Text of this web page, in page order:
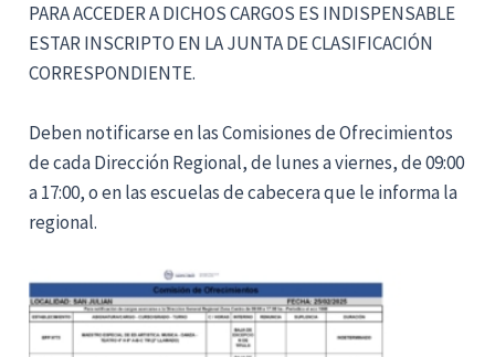
PARA ACCEDER A DICHOS CARGOS ES INDISPENSABLE
ESTAR INSCRIPTO EN LA JUNTA DE CLASIFICACIÓN
CORRESPONDIENTE.
Deben notificarse en las Comisiones de Ofrecimientos
de cada Dirección Regional, de lunes a viernes, de 09:00
a 17:00, o en las escuelas de cabecera que le informa la
regional.